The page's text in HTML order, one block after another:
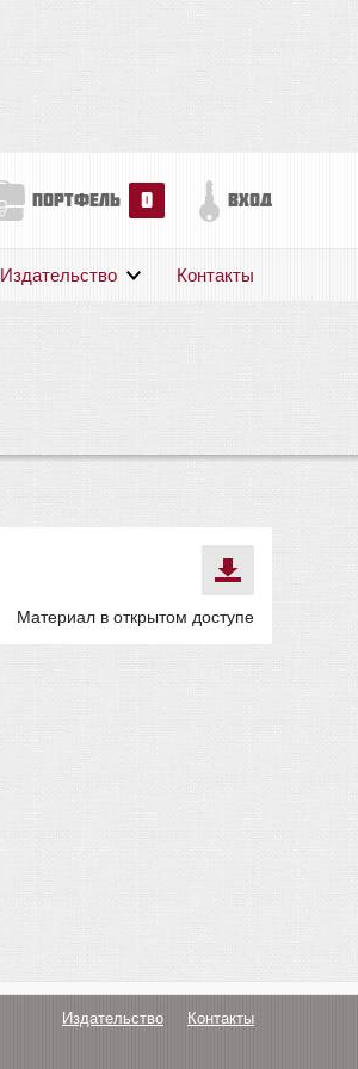
портфель 0 вход
Издательство Контакты
Материал в открытом доступе
Издательство Контакты